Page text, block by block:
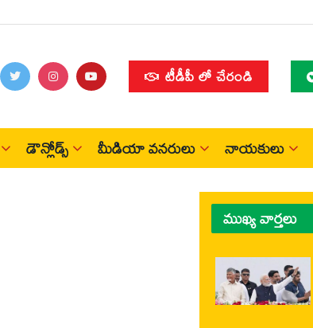
టీడీపీ లో చేరండి
డౌన్లోడ్స్ మీడియా వనరులు నాయకులు
ముఖ్య వార్తలు